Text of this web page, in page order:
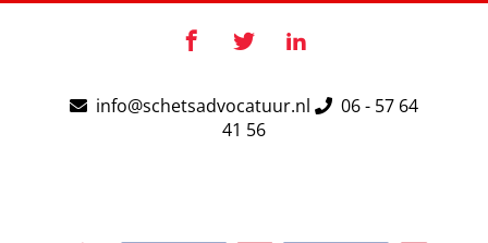
Facebook
X LinkedIn
info@schetsadvocatuur.nl
06 - 57 64
41 56